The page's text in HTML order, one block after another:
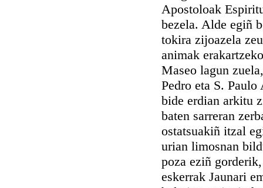
Apostoloak
bezela. Alde egiñ
tokira zijoazela
animak
Maseo lagun
Pedro eta S.
bide erdian arkitu
baten sarreran
ostatsuakiñ itzal
urian limosnan
poza eziñ
eskerrak Jaunari